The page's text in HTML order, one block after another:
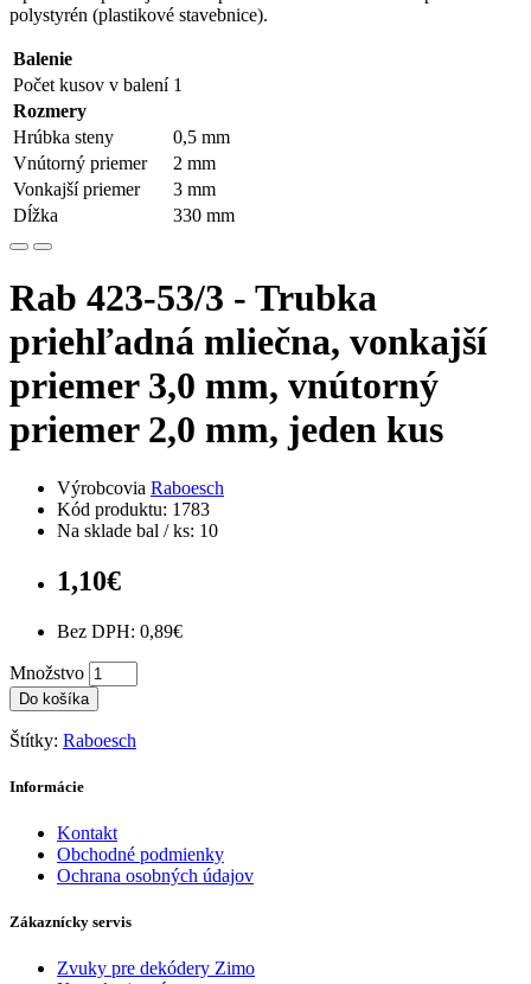
polystyrén (plastikové stavebnice).
Balenie
Počet kusov v balení 1
Rozmery
Hrúbka steny
0,5 mm
Vnútorný priemer
2 mm
Vonkajší priemer
3 mm
Dĺžka
330 mm
Rab 423-53/3 - Trubka
priehľadná mliečna, vonkajší
priemer 3,0 mm, vnútorný
priemer 2,0 mm, jeden kus
Výrobcovia Raboesch
Kód produktu: 1783
Na sklade bal / ks: 10
1,10€
Bez DPH: 0,89€
Množstvo
Do košíka
Štítky: Raboesch
Informácie
Kontakt
Obchodné podmienky
Ochrana osobných údajov
Zákaznícky servis
Zvuky pre dekódery Zimo